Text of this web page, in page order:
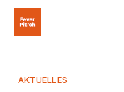
AKTUELLES